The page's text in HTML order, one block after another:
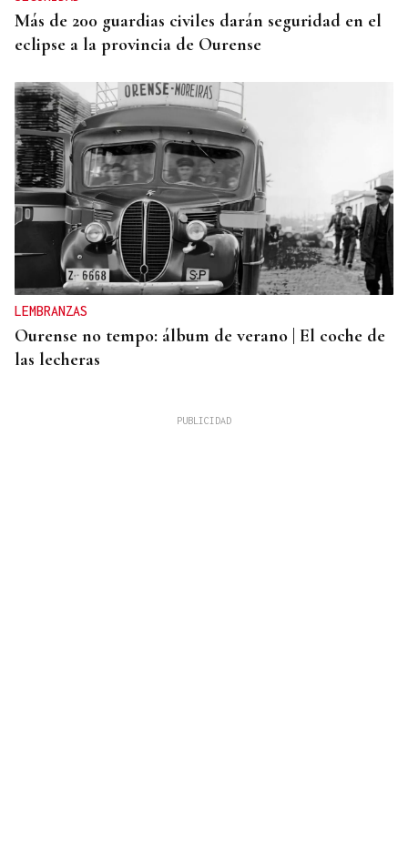
Más de 200 guardias civiles darán seguridad en el
eclipse a la provincia de Ourense
LEMBRANZAS
Ourense no tempo: álbum de verano | El coche de
las lecheras